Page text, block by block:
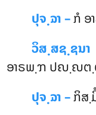
ປຸຈ຺ຉາ –ກໍ
ວິສ຺ສຊ຺ຊນ
ອາຣພ຺ຠ ປຎ຺ຎຕ຺
ປຸຈ຺ຉາ –ກິສ຺